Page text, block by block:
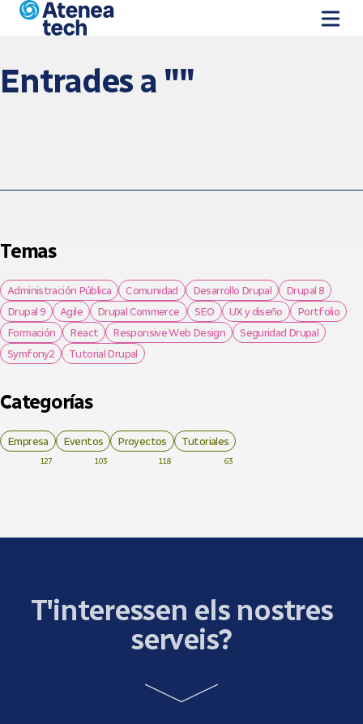
Vés al contingut
Entrades a ""
Temas
Administración Pública Comunidad Desarrollo Drupal
Drupal 8
Drupal 9
Agile Drupal Commerce SEO UX y diseño
Portfolio
Formación
React Responsive Web Design
Seguridad Drupal
Symfony2
Tutorial Drupal
Categorías
Empresa
127
Eventos
103
Proyectos
118
Tutoriales
63
T'interessen els nostres
serveis?